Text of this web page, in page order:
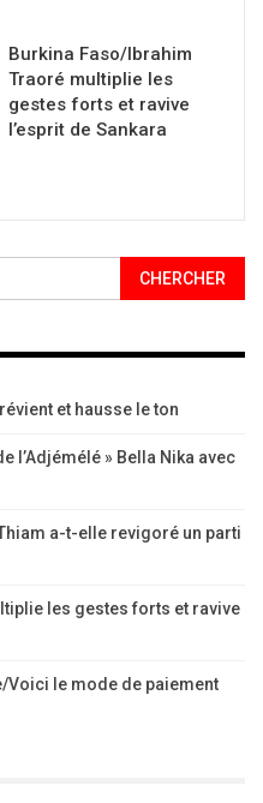
Burkina Faso/Ibrahim
Traoré multiplie les
gestes forts et ravive
l’esprit de Sankara
et hausse le ton
l’Adjémélé » Bella Nika avec
a-t-elle revigoré un parti
les gestes forts et ravive
Voici le mode de paiement